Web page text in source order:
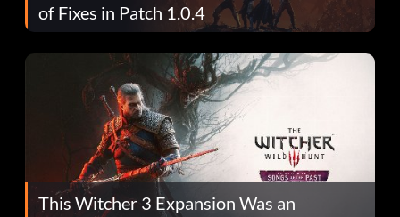
of Fixes in Patch 1.0.4
This Witcher 3 Expansion Was an